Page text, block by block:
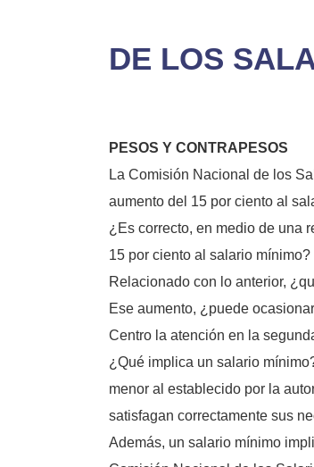
DE LOS
PESOS Y CONTRAPESOS
La Comisión Nacional de los
aumento del 15 por ciento al
¿Es correcto, en medio de una
15 por ciento al salario
Relacionado con lo anterior,
Ese aumento, ¿puede
Centro la atención en la
¿Qué implica un salario
menor al establecido por la
satisfagan correctamente sus
Además, un salario mínimo